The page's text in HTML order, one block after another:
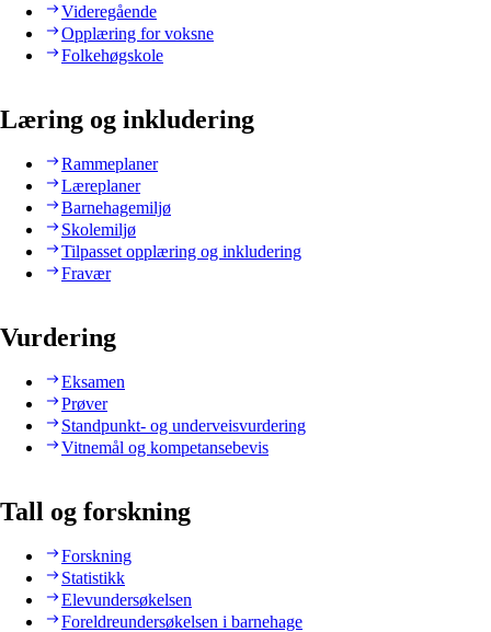
Videregående
Opplæring for voksne
Folkehøgskole
Læring og inkludering
Rammeplaner
Læreplaner
Barnehagemiljø
Skolemiljø
Tilpasset opplæring og inkludering
Fravær
Vurdering
Eksamen
Prøver
Standpunkt- og underveisvurdering
Vitnemål og kompetansebevis
Tall og forskning
Forskning
Statistikk
Elevundersøkelsen
Foreldreundersøkelsen i barnehage